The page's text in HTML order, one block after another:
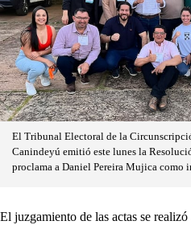
El Tribunal Electoral de la
Canindeyú emitió este lunes la
proclama a Daniel Pereira Mujica como
El juzgamiento de las actas se